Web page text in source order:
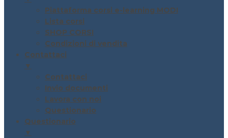
Piattaforma corsi e-learning MODI
Lista corsi
SHOP CORSI
Condizioni di vendita
Contattaci
▼
Contattaci
Invio documenti
Lavora con noi
Questionario
Questionario
▼